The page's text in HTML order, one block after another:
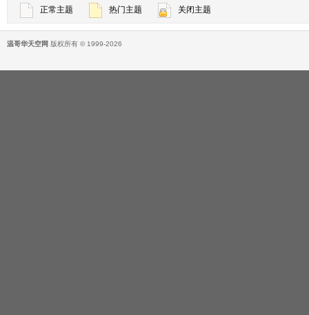
正常主题 热门主题 关闭主题
温哥华天空网 版权所有 © 1999-2026